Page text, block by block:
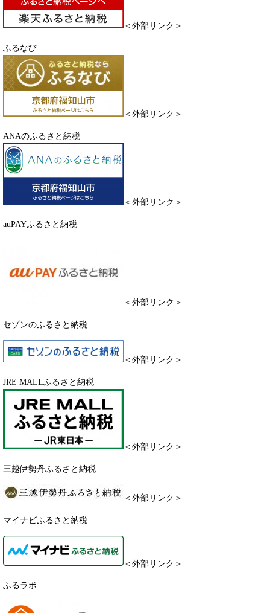
＜外部リンク＞
ふるなび
＜外部リンク＞
ANAのふるさと納税
＜外部リンク＞
auPAYふるさと納税
＜外部リンク＞
セゾンのふるさと納税​
＜外部リンク＞
JRE MALLふるさと納税
＜外部リンク＞
三越伊勢丹ふるさと納税
＜外部リンク＞
マイナビふるさと納税
＜外部リンク＞
ふるラボ